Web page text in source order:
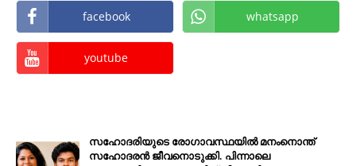
facebook whatsapp
youtube
സഹോദരിയുടെ രോഗാവസ്ഥയിൽ മനംനൊന്ത്
സഹോദരൻ ജീവനൊടുക്കി. പിന്നാലെ